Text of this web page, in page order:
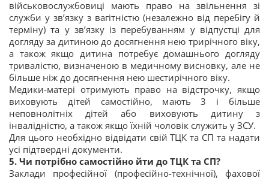
військовослужбовиці мають право на звільнення зі
служби у зв’язку з вагітністю (незалежно від перебігу й
терміну) та у зв’язку із перебуванням у відпустці для
догляду за дитиною до досягнення нею трирічного віку,
а також якщо дитина потребує домашнього догляду
тривалістю, визначеною в медичному висновку, але не
більше ніж до досягнення нею шестирічного віку.
Медики-матері отримують право на відстрочку, якщо
виховують дітей самостійно, мають 3 і більше
неповнолітніх дітей або виховують дитину з
інвалідністю, а також якщо їхній чоловік служить у ЗСУ.
Для цього необхідно відвідати свій ТЦК та СП та надати
усі підтвердні документи.
5. Чи потрібно самостійно йти до ТЦК та СП?
Заклади професійної (професійно-технічної), фахової